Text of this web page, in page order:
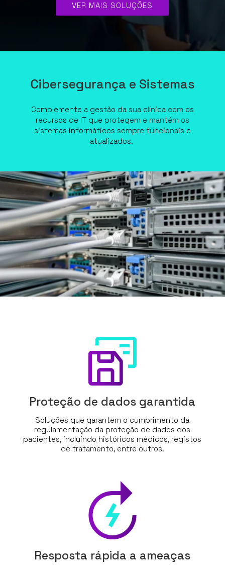
VER MAIS SOLUÇÕES
Cibersegurança e Sistemas
Complemente a gestão da sua clínica com os
recursos de IT que protegem e mantém os
sistemas informáticos sempre funcionais e
atualizados.
Proteção de dados garantida
Soluções que garantem o cumprimento da
regulamentação da proteção de dados dos
pacientes, incluindo históricos médicos, registos
de tratamento, entre outros.
Resposta rápida a ameaças